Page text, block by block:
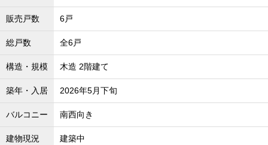
販売戸数 6戸
総戸数 全6戸
構造・規模 木造 2階建て
築年・入居 2026年5月下旬
バルコニー 南西向き
建物現況 建築中